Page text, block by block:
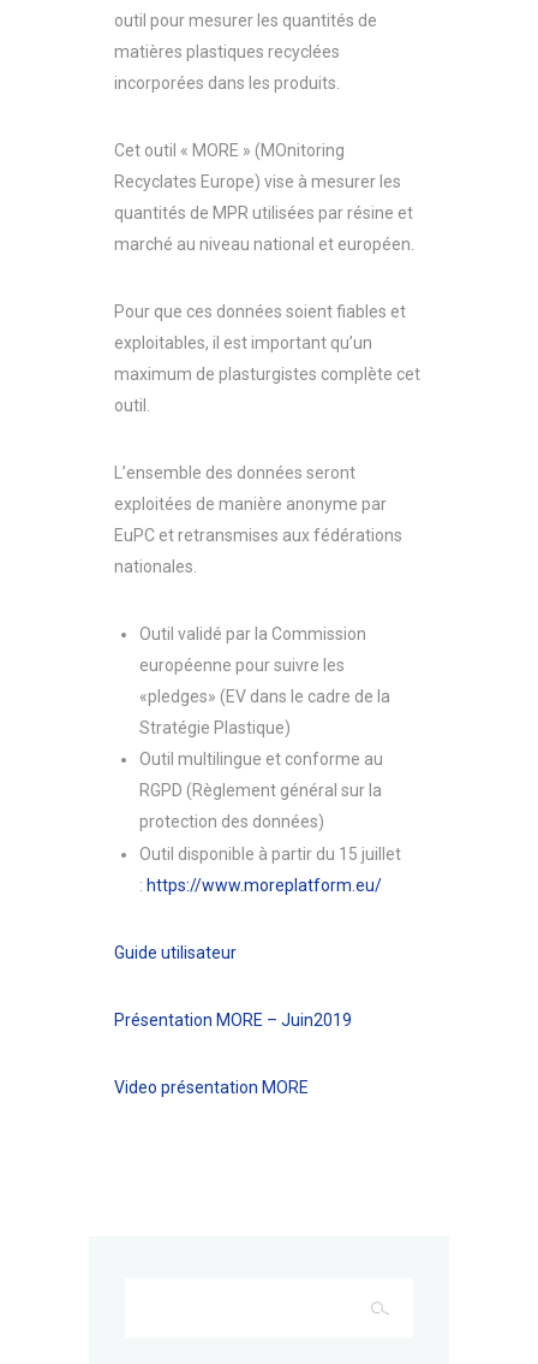
outil pour mesurer les quantités de
matières plastiques recyclées
incorporées dans les produits.
Cet outil « MORE » (MOnitoring
Recyclates Europe) vise à mesurer les
quantités de MPR utilisées par résine et
marché au niveau national et européen.
Pour que ces données soient fiables et
exploitables, il est important qu’un
maximum de plasturgistes complète cet
outil.
L’ensemble des données seront
exploitées de manière anonyme par
EuPC et retransmises aux fédérations
nationales.
Outil validé par la Commission
européenne pour suivre les
«pledges» (EV dans le cadre de la
Stratégie Plastique)
Outil multilingue et conforme au
RGPD (Règlement général sur la
protection des données)
Outil disponible à partir du 15 juillet
: https://www.moreplatform.eu/
Guide utilisateur
Présentation MORE – Juin2019
Video présentation MORE